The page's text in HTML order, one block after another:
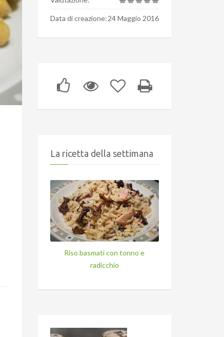
Data di creazione:24 Maggio 2016
La ricetta della settimana
Riso basmati con tonno e
radicchio